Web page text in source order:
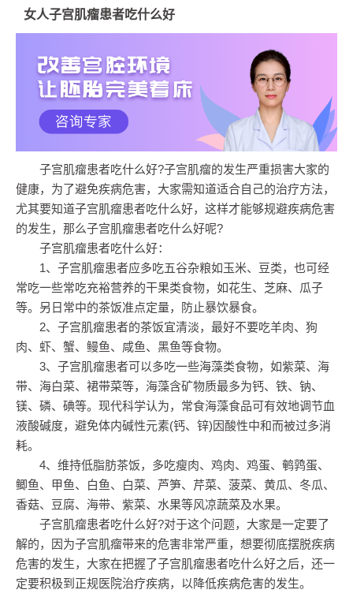
女人子宫肌瘤患者吃什么好
子宫肌瘤患者吃什么好?子宫肌瘤的发生严重损害大家的
健康，为了避免疾病危害，大家需知道适合自己的治疗方法，
尤其要知道子宫肌瘤患者吃什么好，这样才能够规避疾病危害
的发生，那么子宫肌瘤患者吃什么好呢?
子宫肌瘤患者吃什么好：
1、子宫肌瘤患者应多吃五谷杂粮如玉米、豆类，也可经
常吃一些常吃充裕营养的干果类食物，如花生、芝麻、瓜子
等。另日常中的茶饭准点定量，防止暴饮暴食。
2、子宫肌瘤患者的茶饭宜清淡，最好不要吃羊肉、狗
肉、虾、蟹、鳗鱼、咸鱼、黑鱼等食物。
3、子宫肌瘤患者可以多吃一些海藻类食物，如紫菜、海
带、海白菜、裙带菜等，海藻含矿物质最多为钙、铁、钠、
镁、磷、碘等。现代科学认为，常食海藻食品可有效地调节血
液酸碱度，避免体内碱性元素(钙、锌)因酸性中和而被过多消
耗。
4、维持低脂肪茶饭，多吃瘦肉、鸡肉、鸡蛋、鹌鹑蛋、
鲫鱼、甲鱼、白鱼、白菜、芦笋、芹菜、菠菜、黄瓜、冬瓜、
香菇、豆腐、海带、紫菜、水果等风凉蔬菜及水果。
子宫肌瘤患者吃什么好?对于这个问题，大家是一定要了
解的，因为子宫肌瘤带来的危害非常严重，想要彻底摆脱疾病
危害的发生，大家在把握了子宫肌瘤患者吃什么好之后，还一
定要积极到正规医院治疗疾病，以降低疾病危害的发生。